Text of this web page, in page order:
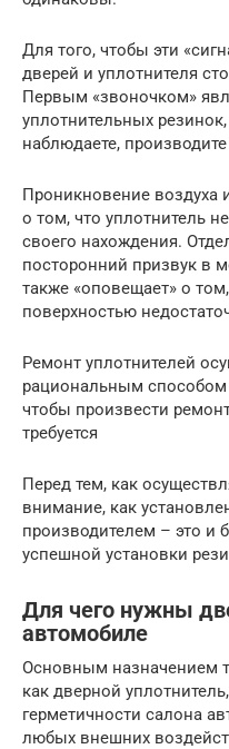
Для того, чтобы эти
дверей и уплотнителя
Первым «звоночком»
уплотнительных
наблюдаете,
Проникновение воздуха
о том, что уплотнитель
своего нахождения.
посторонний призвук в
также «оповещает» о
поверхностью
Ремонт уплотнителей
рациональным способом
чтобы произвести
требуется
Перед тем, как
внимание, как
производителем – это и
успешной установки
Для чего нужны
автомобиле
Основным назначением
как дверной
герметичности салона
любых внешних